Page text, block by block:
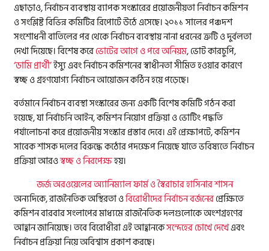
এছাড়াও, নির্বাচন ব্যবস্থায় ব্যাপক সংস্কারের প্রয়োজনীয়তা নির্বাচন কমিশন
ও সংশ্লিষ্ট বিভিন্ন কমিটির রিপোর্টে উঠে এসেছে। ২০১১ সালের পঞ্চদশ
সংশোধনী বাতিলের পর থেকে নির্বাচন ব্যবস্থায় নানা ধরনের ত্রুটি ও দুর্বলতা
দেখা দিয়েছে। বিশেষ করেভোটের আগে ও পরে অনিয়ম, ভোট কারচুপি,
‘ডামি প্রার্থী’ইস্যু এবং নির্বাচন কমিশনের স্বাধীনতা সীমিত হওয়ার কারণে
স্বচ্ছ ও গ্রহণযোগ্য নির্বাচন আয়োজন কঠিন হয়ে পড়েছে।
বর্তমানে নির্বাচন ব্যবস্থা সংস্কারের জন্য একটি বিশেষ কমিটি গঠন করা
হয়েছে, যা নির্বাচনি আইন, কমিশন নিয়োগ প্রক্রিয়া ও ভোটিং পদ্ধতি
পর্যালোচনা করে প্রয়োজনীয় সংস্কার প্রস্তাব দেবে। এই প্রেক্ষাপটে, কমিশন
সাবেক শাসক দলের বিরুদ্ধে কঠোর পদক্ষেপ নিয়েছে যাতে ভবিষ্যতে নির্বাচন
প্রক্রিয়া আরওস্বচ্ছ ও নিরপেক্ষহয়।
জর্জ অরওয়েলের অ্যানিম্যাল ফার্ম ও স্বৈরাচার হাসিনার শাসন
অন্যদিকে, রাজনৈতিক অস্থিরতা ওবিরোধীদের নির্বাচন বর্জনেরপ্রেক্ষিতে
কমিশন বারবার সংলাপের মাধ্যমে রাজনৈতিক দলগুলোকে অংশগ্রহণের
আহ্বান জানিয়েছে। তবে বিরোধীরা এই আহ্বানকেসন্দেহের চোখে দেখেএবং
নির্বাচন প্রক্রিয়া নিয়ে অবিশ্বাস প্রকাশ করছে।